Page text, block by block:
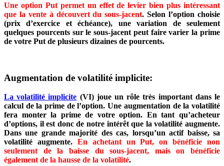
Une option Put permet un effet de levier bien plus intéressant
que la vente à découvert du sous-jacent. Selon l’option choisie
(prix d’exercice et échéance), une variation de seulement
quelques pourcents sur le sous-jacent peut faire varier la prime
de votre Put de plusieurs dizaines de pourcents.
Augmentation de volatilité implicite:
La volatilité implicite (VI) joue un rôle très important dans le
calcul de la prime de l’option. Une augmentation de la volatilité
fera monter la prime de votre option. En tant qu’acheteur
d’options, il est donc de notre intérêt que la volatilité augmente.
Dans une grande majorité des cas, lorsqu’un actif baisse, sa
volatilité augmente. En achetant un Put, on bénéficie non
seulement de la baisse du sous-jacent, mais on bénéficie
également de la hausse de la volatilité.